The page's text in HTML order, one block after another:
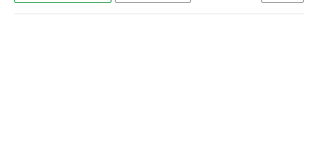
Кузбасс (Кемерово)
Хоккей с мячом